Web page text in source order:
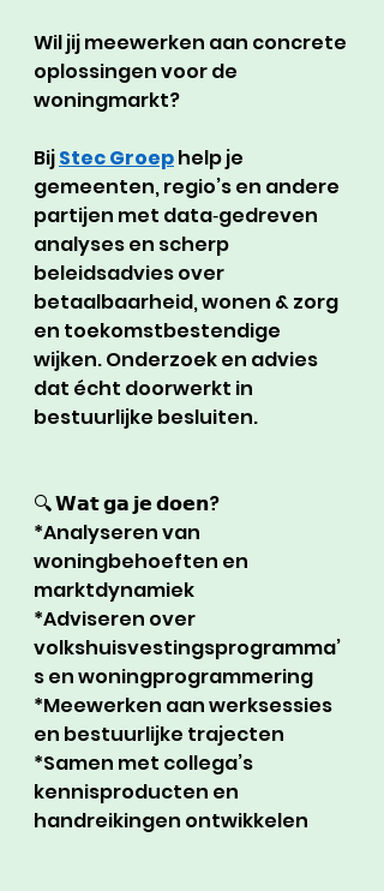
Wil jij meewerken aan concrete
oplossingen voor de
woningmarkt?
Bij Stec Groep help je
gemeenten, regio’s en andere
partijen met data‑gedreven
analyses en scherp
beleidsadvies over
betaalbaarheid, wonen & zorg
en toekomstbestendige
wijken. Onderzoek en advies
dat écht doorwerkt in
bestuurlijke besluiten.
🔍 𝗪𝗮𝘁 𝗴𝗮 𝗷𝗲 𝗱𝗼𝗲𝗻?
*Analyseren van
woningbehoeften en
marktdynamiek
*Adviseren over
volkshuisvestingsprogramma’
s en woningprogrammering
*Meewerken aan werksessies
en bestuurlijke trajecten
*Samen met collega’s
kennisproducten en
handreikingen ontwikkelen